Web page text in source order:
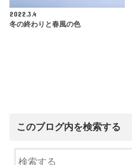
2022.3.4
冬の終わりと春風の色
このブログ内を検索する